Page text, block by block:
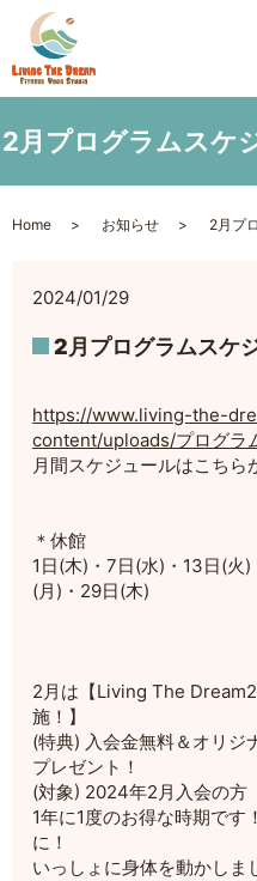
2月プログラムスケ
Home お知らせ 2月プ
2024/01/29
2月プログラムスケ
https://www.living-the-
content/uploads/プログラ
月間スケジュールはこちら
＊休館
1日(木)・7日(水)・13日(火
(月)・29日(木)
2月は【Living The
施！】
(特典) 入会金無料＆オリジ
プレゼント！
(対象) 2024年2月入会の方
1年に1度のお得な時期です
に！
いっしょに身体を動かしま